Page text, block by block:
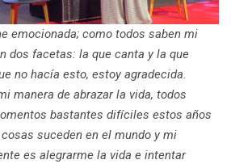
emocionada; como todos saben mi
dos facetas: la que canta y la que
no hacía esto, estoy agradecida.
manera de abrazar la vida, todos
bastantes difíciles estos años
suceden en el mundo y mi
es alegrarme la vida e intentar